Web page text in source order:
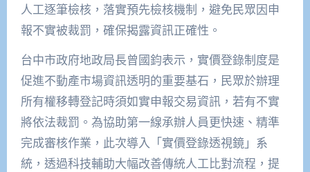
人工逐筆檢核，落實預先檢核機制，避免民眾因申
報不實被裁罰，確保揭露資訊正確性。
台中市政府地政局長曾國鈞表示，實價登錄制度是
促進不動產市場資訊透明的重要基石，民眾於辦理
所有權移轉登記時須如實申報交易資訊，若有不實
將依法裁罰。為協助第一線承辦人員更快速、精準
完成審核作業，此次導入「實價登錄透視鏡」系
統，透過科技輔助大幅改善傳統人工比對流程，提